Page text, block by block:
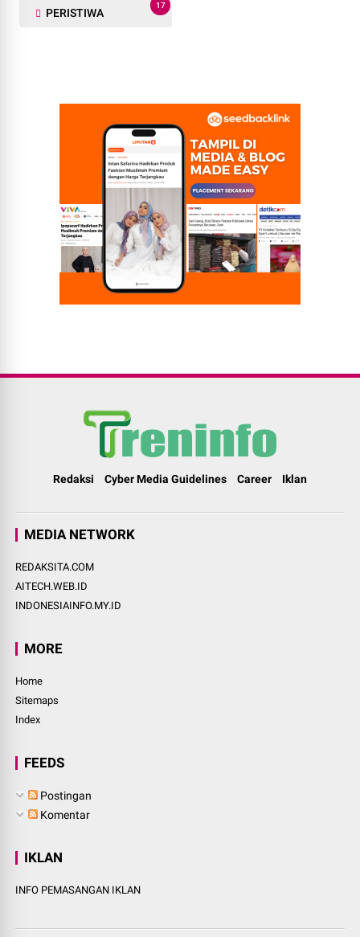
PERISTIWA
17
Redaksi Cyber Media Guidelines Career Iklan
MEDIA NETWORK
REDAKSITA.COM
AITECH.WEB.ID
INDONESIAINFO.MY.ID
MORE
Home
Sitemaps
Index
FEEDS
Postingan
Komentar
IKLAN
INFO PEMASANGAN IKLAN